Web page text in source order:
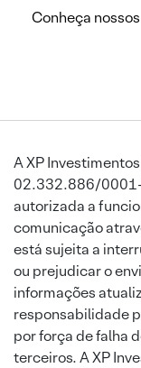
Conheça
A XP
02.332.886/
autorizada a
comunicação
está sujeita a
ou prejudicar o
informações
responsabilidade
por força de falha
terceiros. A XP